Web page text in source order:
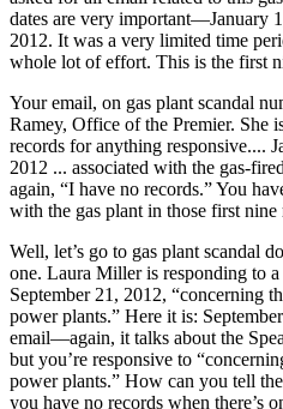
dates are very important—January
2012. It was a very limited time
whole lot of effort. This is the first
Your email, on gas plant scandal
Ramey, Office of the Premier. She
records for anything responsive....
2012 ... associated with the gas-
again, “I have no records.” You
with the gas plant in those first nine
Well, let’s go to gas plant scandal
one. Laura Miller is responding to
September 21, 2012, “concerning
power plants.” Here it is:
email—again, it talks about the
but you’re responsive to
power plants.” How can you tell
you have no records when there’s